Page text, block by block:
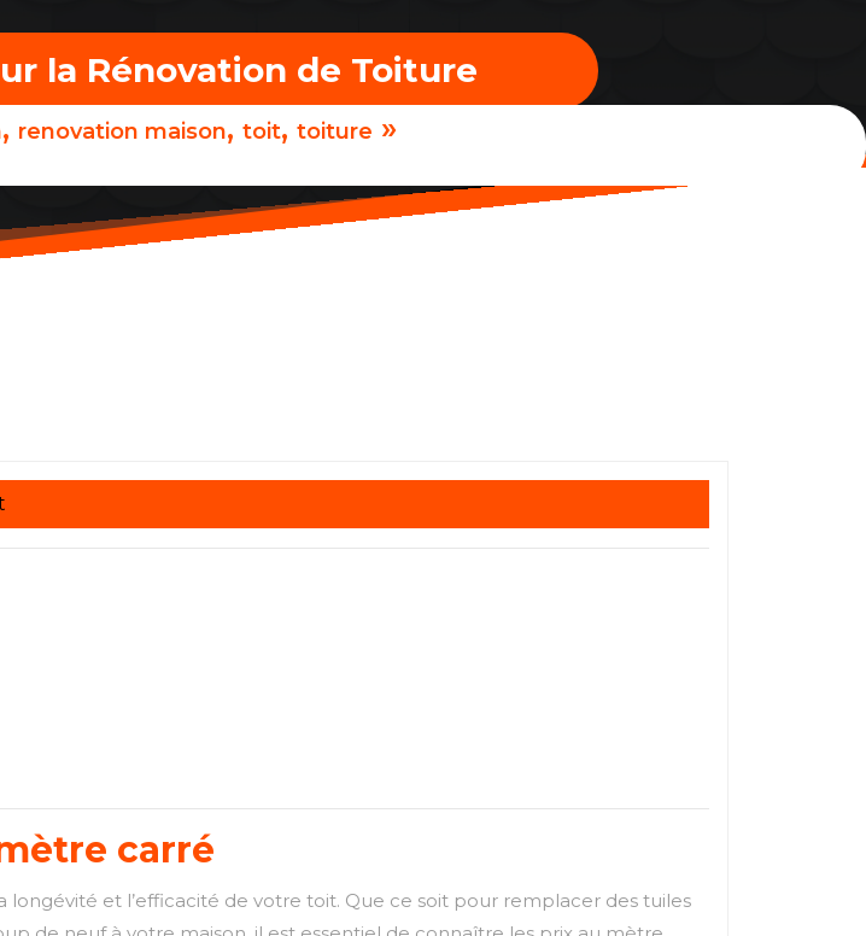
la Rénovation de Toiture
, renovation maison, toit, toiture »
carré
et l’efficacité de votre toit. Que ce soit pour remplacer des tuiles